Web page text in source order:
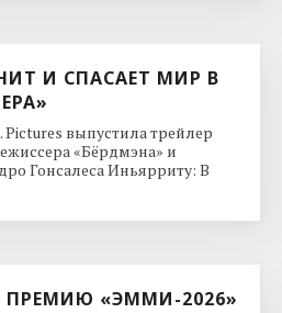
И СПАСАЕТ МИР В
выпустила трейлер
«Бёрдмэна» и
Гонсалеса Иньярриту: В
«ЭММИ-2026»